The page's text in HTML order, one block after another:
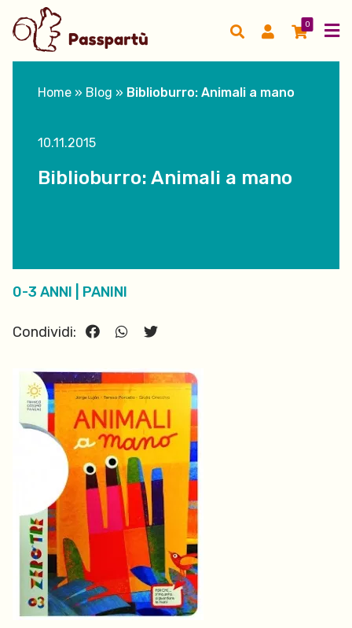
0
Home » Blog » Biblioburro: Animali a mano
10.11.2015
Biblioburro: Animali a mano
0-3 ANNI PANINI
Condividi: